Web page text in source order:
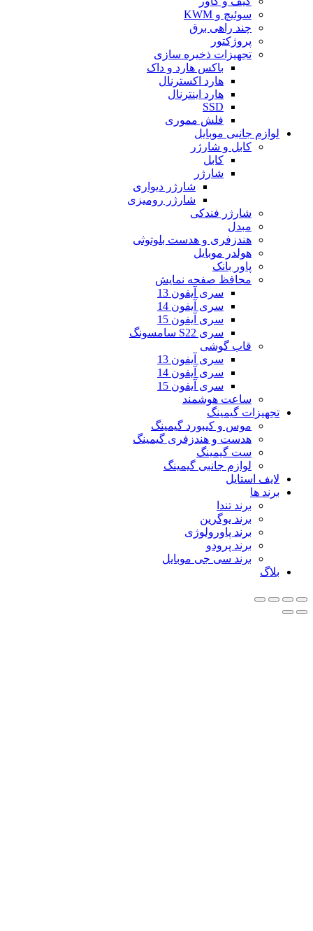
سوئیچ و KWM
چند راهی برق
پروژکتور
تجهیزات ذخیره سازی
باکس هارد و داک
هارد اکسترنال
هارد اینترنال
SSD
فلش مموری
لوازم جانبی موبایل
کابل و شارژر
کابل
شارژر
شارژر دیواری
شارژر رومیزی
شارژر فندکی
مبدل
هندزفری و هدست بلوتوثی
هولدر موبایل
پاور بانک
محافظ صفحه نمایش
سری آیفون 13
سری آیفون 14
سری آیفون 15
سری S22 سامسونگ
قاب گوشی
سری آیفون 13
سری آیفون 14
سری آیفون 15
ساعت هوشمند
تجهیزات گیمینگ
موس و کیبورد گیمینگ
هدست و هندزفری گیمینگ
ست گیمینگ
لوازم جانبی گیمینگ
لایف استایل
برند ها
برند تندا
برند یوگرین
برند پاورولوژی
برند پرودو
برند سی جی موبایل
بلاگ